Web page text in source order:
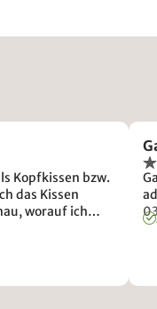
Kopfkissen bzw.
das Kissen
worauf ich